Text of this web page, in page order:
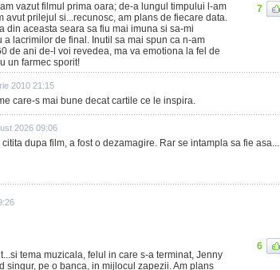
vazut filmul prima oara; de-a lungul timpului l-am
avut prilejul si...recunosc, am plans de fiecare data.
din aceasta seara sa fiu mai imuna si sa-mi
a lacrimilor de final. Inutil sa mai spun ca n-am
de ani de-l voi revedea, ma va emotiona la fel de
un farmec sporit!
7
2010 21:15
care-s mai bune decat cartile ce le inspira.
2026 09:06
citita dupa film, a fost o dezamagire. Rar se intampla sa fie asa...
tema muzicala, felul in care s-a terminat, Jenny
singur, pe o banca, in mijlocul zapezii. Am plans
6